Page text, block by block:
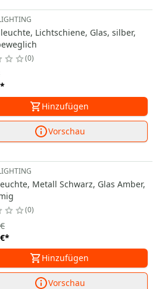
Lichtschiene, Glas, silber,
0
*
Hinzufügen
Vorschau
Metall Schwarz, Glas Amber,
0
*
Hinzufügen
Vorschau